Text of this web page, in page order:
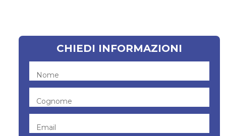
CHIEDI INFORMAZIONI
Nome
Cognome
Email